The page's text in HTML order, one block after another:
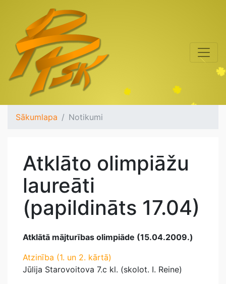
Sākumlapa Notikumi
Atklāto olimpiāžu
laureāti
(papildināts 17.04)
Atklātā mājturības olimpiāde (15.04.2009.)
Atzinība (1. un 2. kārtā)
Jūlija Starovoitova 7.c kl. (skolot. I. Reine)